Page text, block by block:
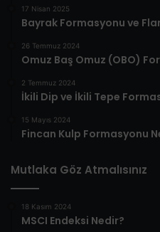
17 Nisan 2025
Bayrak Formasyonu ve
26 Temmuz 2024
Omuz Baş Omuz (OBO)
2 Temmuz 2024
İkili Dip ve İkili Tepe
15 Mayıs 2024
Fincan Kulp Formasyonu
Mutlaka Göz Atmalısınız
18 Kasım 2024
MSCI Endeksi Nedir?